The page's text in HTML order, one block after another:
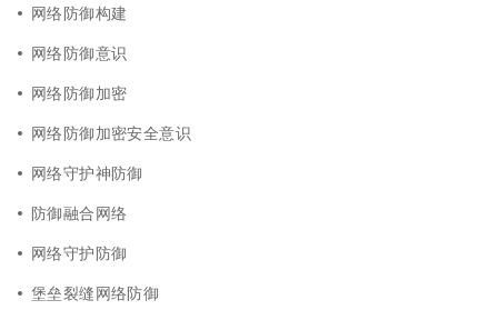
网络防御构建
网络防御意识
网络防御加密
网络防御加密安全意识
网络守护神防御
防御融合网络
网络守护防御
堡垒裂缝网络防御